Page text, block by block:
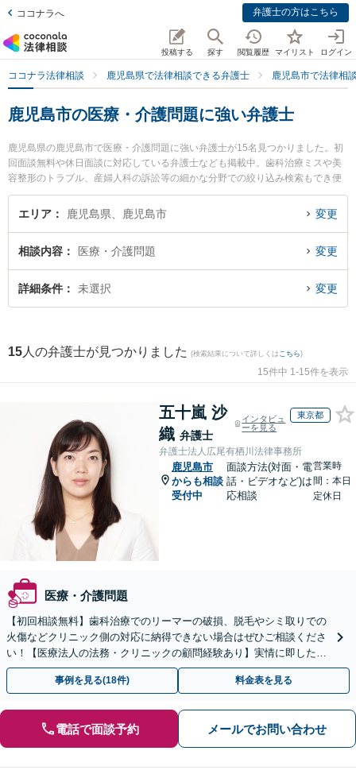
ココナラへ 弁護士の方はこちら
投稿する 探す 閲覧履歴 マイリスト ログイン
ココナラ法律相談 鹿児島県で法律相談できる弁護士 鹿児島市で法律相
鹿児島市の医療・介護問題に強い弁護士
鹿児島県の鹿児島市で医療・介護問題に強い弁護士が15名見つかりました。初
回面談無料や休日面談に対応している弁護士なども掲載中。歯科治療ミスや美
容整形のトラブル、産婦人科の訴訟等の細かな分野での絞り込み検索もでき便
利です。特に髙橋総合法律事務所の髙橋 昭広弁護士や弁護士法人平松剛法律事
務所 鹿児島事務所の田代 幸嗣弁護士、堂免法律事務所の上福元 尚之弁護士の
い』『医療・介護問題のトラブル解決の実績豊富な近くの弁護士を検索した
い』『初回相談無料で医療・介護問題を法律相談できる鹿児島市内の弁護士に
相談予約したい』などでお困りの相談者さんにおすすめです。
エリア 鹿児島県、鹿児島市 変更
相談内容 医療・介護問題 変更
詳細条件 未選択 変更
15 人の弁護士が見つかりました (検索結果について詳しくは こちら)
15件中 1-15件を表示
五十嵐 沙
織 弁護士
インタビュ
ーを見る
東京都
弁護士法人広尾有栖川法律事務所
鹿児島市
からも相談
受付中
面談方法(対面・電
話・ビデオなど)は
応相談
営業時
間：本日
定休日
医療・介護問題
【初回相談無料】歯科治療でのリーマーの破損、脱毛やシミ取りでの
火傷などクリニック側の対応に納得できない場合はぜひご相談くださ
い！【医療法人の法務・クリニックの顧問経験あり】実情に即したア
ドバイスで、納得のできるトラブルの解決を目指します。
事例を見る(18件) 料金表を見る
電話で面談予約 メールでお問い合わせ